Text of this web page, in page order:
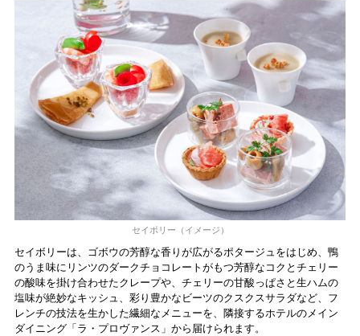
セイボリー（イメージ）
セイボリーは、ゴボウの芳醇な香りが広がるポタージュをはじめ、鴨
のうま味にリンツのダークチョコレートがもつ芳醇なコクとチェリー
の酸味を掛け合わせたクレープや、チェリーの甘酸っぱさと生ハムの
塩味が絶妙なキッシュ、彩り豊かなビーツのクスクスサラダなど、フ
レンチの技法を生かした繊細なメニューを、隣接するホテルのメイン
ダイニング「ラ・プロヴァンス」から届けられます。